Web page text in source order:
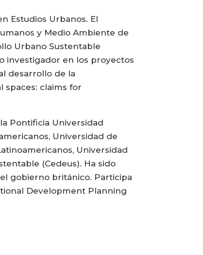
Estudios Urbanos. El
y Medio Ambiente de
Urbano Sustentable
investigador en los proyectos
desarrollo de la
spaces: claims for
Pontificia Universidad
Universidad de
Universidad
(Cedeus). Ha sido
gobierno británico. Participa
Development Planning